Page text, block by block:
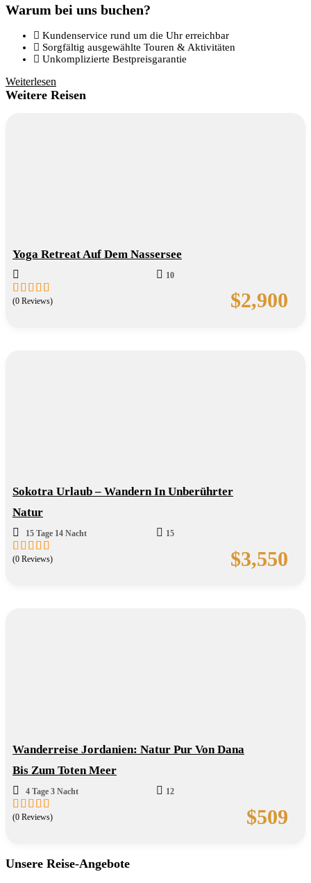
Warum bei uns buchen?
Kundenservice rund um die Uhr erreichbar
Sorgfältig ausgewählte Touren & Aktivitäten
Unkomplizierte Bestpreisgarantie
Weiterlesen
Weitere Reisen
Yoga Retreat Auf Dem Nassersee
10
$2,900
0
5
(0 Reviews)
Sokotra Urlaub – Wandern In Unberührter
Natur
15 Tage 14 Nacht 15
$3,550
0
5
(0 Reviews)
Wanderreise Jordanien: Natur Pur Von Dana
Bis Zum Toten Meer
4 Tage 3 Nacht 12
$509
0
5
(0 Reviews)
Unsere Reise-Angebote